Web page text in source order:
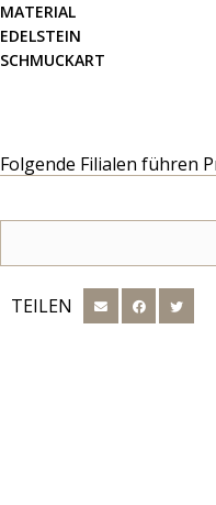
MATERIAL
EDELSTEIN
SCHMUCKART
Folgende Filialen führen
TEILEN